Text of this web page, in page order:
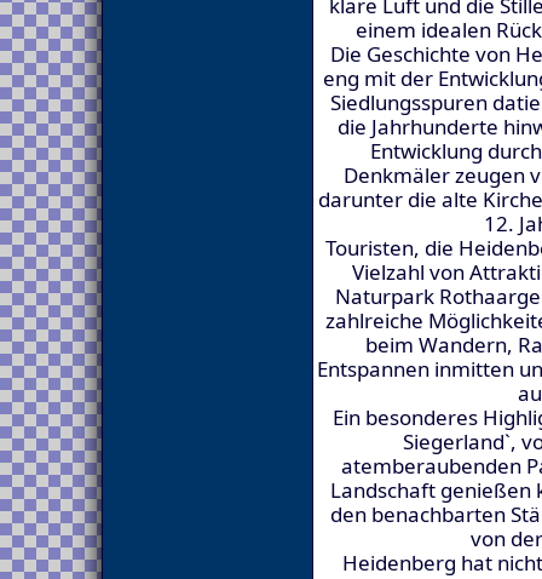
einem idealen
Die Geschichte von
eng mit der
Siedlungsspuren
die Jahrhunderte
Entwicklung
Denkmäler zeugen
darunter die alte
12.
Touristen, die
Vielzahl von
Naturpark
zahlreiche
beim Wandern,
Entspannen inmitten
Ein besonderes
Siegerland`,
atemberaubenden
Landschaft genießen
den benachbarten
von
Heidenberg hat